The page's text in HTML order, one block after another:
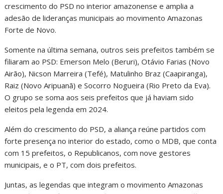
crescimento do PSD no interior amazonense e amplia a
adesão de lideranças municipais ao movimento Amazonas
Forte de Novo.
Somente na última semana, outros seis prefeitos também se
filiaram ao PSD: Emerson Melo (Beruri), Otávio Farias (Novo
Airão), Nicson Marreira (Tefé), Matulinho Braz (Caapiranga),
Raiz (Novo Aripuanã) e Socorro Nogueira (Rio Preto da Eva).
O grupo se soma aos seis prefeitos que já haviam sido
eleitos pela legenda em 2024.
Além do crescimento do PSD, a aliança reúne partidos com
forte presença no interior do estado, como o MDB, que conta
com 15 prefeitos, o Republicanos, com nove gestores
municipais, e o PT, com dois prefeitos.
Juntas, as legendas que integram o movimento Amazonas